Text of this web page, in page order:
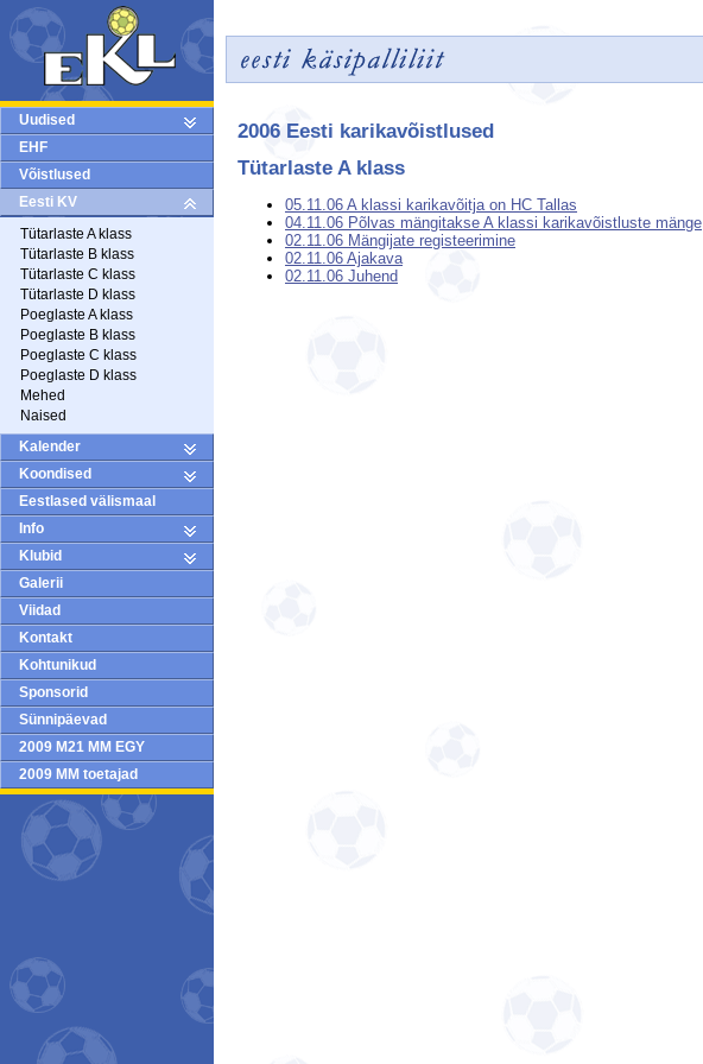
Uudised
EHF
Võistlused
Eesti KV
Tütarlaste A klass
Tütarlaste B klass
Tütarlaste C klass
Tütarlaste D klass
Poeglaste A klass
Poeglaste B klass
Poeglaste C klass
Poeglaste D klass
Mehed
Naised
Kalender
Koondised
Eestlased välismaal
Info
Klubid
Galerii
Viidad
Kontakt
Kohtunikud
Sponsorid
Sünnipäevad
2009 M21 MM EGY
2009 MM toetajad
2006 Eesti karikavõistlused
Tütarlaste A klass
05.11.06 A klassi karikavõitja on HC Tallas
04.11.06 Põlvas mängitakse A klassi karikavõistluste mänge
02.11.06 Mängijate registeerimine
02.11.06 Ajakava
02.11.06 Juhend